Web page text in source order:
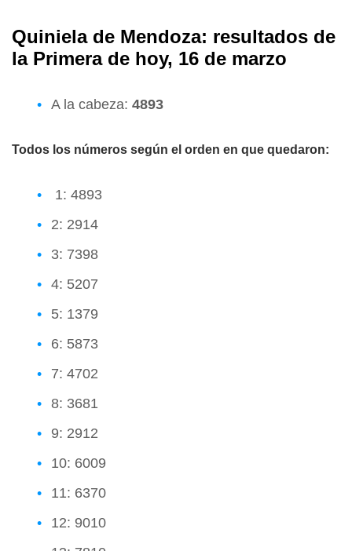
Quiniela de Mendoza: resultados de
la Primera de hoy, 16 de marzo
A la cabeza: 4893
Todos los números según el orden en que quedaron:
1: 4893
2: 2914
3: 7398
4: 5207
5: 1379
6: 5873
7: 4702
8: 3681
9: 2912
10: 6009
11: 6370
12: 9010